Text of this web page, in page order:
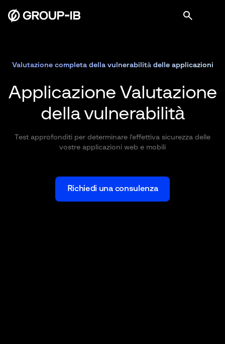
Valutazione completa della vulnerabilità delle applicazioni
Applicazione Valutazione
della vulnerabilità
Test approfonditi per determinare l'effettiva sicurezza delle
vostre applicazioni web e mobili
Richiedi una consulenza